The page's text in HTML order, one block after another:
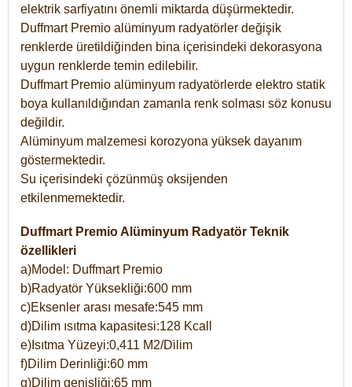
elektrik sarfiyatını önemli miktarda düşürmektedir.
Duffmart Premio alüminyum radyatörler değişik
renklerde üretildiğinden bina içerisindeki dekorasyona
uygun renklerde temin edilebilir.
Duffmart Premio alüminyum radyatörlerde elektro statik
boya kullanıldığından zamanla renk solması söz konusu
değildir.
Alüminyum malzemesi korozyona yüksek dayanım
göstermektedir.
Su içerisindeki çözünmüş oksijenden
etkilenmemektedir.
Duffmart Premio Alüminyum Radyatör Teknik
özellikleri
a)Model: Duffmart Premio
b)Radyatör Yüksekliği:600 mm
c)Eksenler arası mesafe:545 mm
d)Dilim ısıtma kapasitesi:128 Kcall
e)Isıtma Yüzeyi:0,411 M2/Dilim
f)Dilim Derinliği:60 mm
g)Dilim genişliği:65 mm